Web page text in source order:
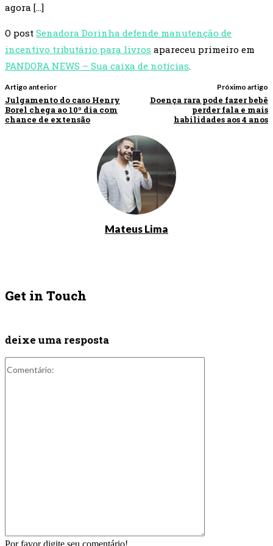
agora […]
O post Senadora Dorinha defende manutenção de
incentivo tributário para livros apareceu primeiro em
PANDORA NEWS – Sua caixa de notícias.
Artigo anterior
Julgamento do caso Henry
Borel chega ao 10º dia com
chance de extensão
Próximo artigo
Doença rara pode fazer bebê
perder fala e mais
habilidades aos 4 anos
Mateus Lima
Get in Touch
deixe uma resposta